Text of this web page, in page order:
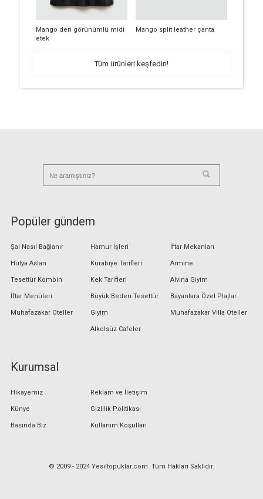
Mango deri görünümlü midi
etek
Mango split leather çanta
Tüm ürünleri keşfedin!
Popüler gündem
Şal Nasıl Bağlanır
Hülya Aslan
Tesettür Kombin
İftar Menüleri
Muhafazakar Oteller
Hamur İşleri
Kurabiye Tarifleri
Kek Tarifleri
Büyük Beden Tesettür
Giyim
Alkolsüz Cafeler
İftar Mekanları
Armine
Alvina Giyim
Bayanlara Özel Plajlar
Muhafazakar Villa Oteller
Kurumsal
Hikayemiz
Künye
Basında Biz
Reklam ve İletişim
Gizlilik Politikası
Kullanım Koşulları
© 2009 - 2024 Yesiltopuklar.com. Tüm Hakları Saklıdır.